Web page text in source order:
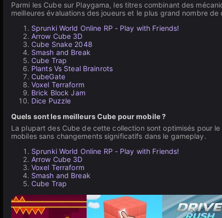
Parmi les Cube sur Playgama, les titres combinant des
meilleures évaluations des joueurs et le plus grand nombre de
Sprunki World Online RP - Play with Friends!
Arrow Cube 3D
Cube Snake 2048
Smash and Break
Cube Trap
Plants Vs Steal Brainrots
CubeGate
Voxel Terraform
Brick Block Jam
Dice Puzzle
Quels sont les meilleurs Cube pour mobile ?
La plupart des Cube de cette collection sont optimisés pour
mobiles sans changements significatifs dans le gameplay.
Sprunki World Online RP - Play with Friends!
Arrow Cube 3D
Voxel Terraform
Smash and Break
Cube Trap